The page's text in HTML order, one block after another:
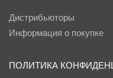
Дистрибьюторы
Информация о покупке
ПОЛИТИКА